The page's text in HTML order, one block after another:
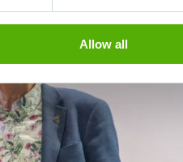
Allow all